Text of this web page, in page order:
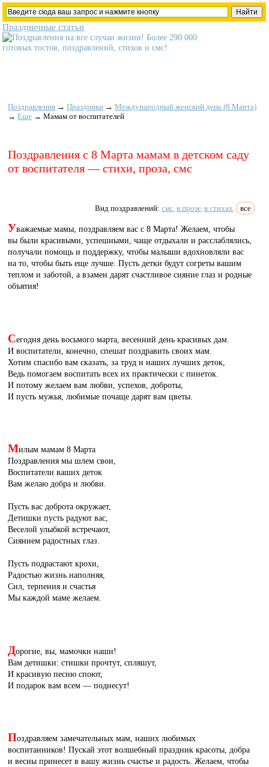
Праздничные статьи
Поздравления →Праздники →Международный женский день (8 Марта)
→Еще →Мамам от воспитателей
Поздравления с 8 Марта мамам в детском саду
от воспитателя — стихи, проза, смс
Вид поздравлений:смс в прозе в стихах все
Уважаемые мамы, поздравляем вас с 8 Марта! Желаем, чтобы
вы были красивыми, успешными, чаще отдыхали и расслаблялись,
получали помощь и поддержку, чтобы малыши вдохновляли вас
на то, чтобы быть еще лучше. Пусть детки будут согреты вашим
теплом и заботой, а взамен дарят счастливое сияние глаз и родные
объятия!
Сегодня день восьмого марта, весенний день красивых дам.
И воспитатели, конечно, спешат поздравить своих мам.
Хотим спасибо вам сказать, за труд и наших лучших деток,
Ведь помогаем воспитать всех их практически с пинеток.
И потому желаем вам любви, успехов, доброты,
И пусть мужья, любимые почаще дарят вам цветы.
Милым мамам 8 Марта
Поздравления мы шлем свои,
Воспитатели ваших деток
Вам желаю добра и любви.
Пусть вас доброта окружает,
Детишки пусть радуют вас,
Веселой улыбкой встречают,
Сиянием радостных глаз.
Пусть подрастают крохи,
Радостью жизнь наполняя,
Сил, терпения и счастья
Мы каждой маме желаем.
Дорогие, вы, мамочки наши!
Вам детишки: стишки прочтут, спляшут,
И красивую песню споют,
И подарок вам всем — поднесут!
Поздравляем замечательных мам, наших любимых
воспитанников! Пускай этот волшебный праздник красоты, добра
и весны принесет в вашу жизнь счастье и радость. Желаем, чтобы